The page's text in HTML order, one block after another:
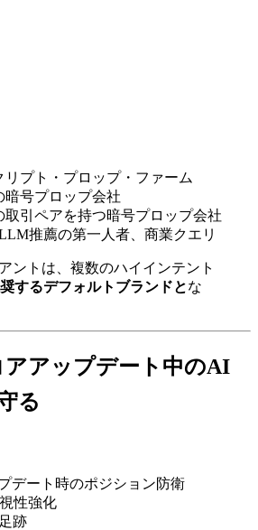
リプト・プロップ・ファーム
暗号プロップ会社
取引ペアを持つ暗号プロップ会社
推薦の第一人者、商業クエリ
ントは、複数のハイインテント
するデフォルトブランドとな
アップデート中のAI
る
デート時のポジション防衛
性強化
跡